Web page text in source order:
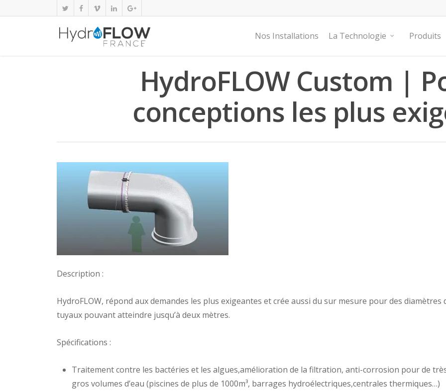
Nos Installations La Technologie Produits
HydroFLOW Custom |
conceptions les plus
Description :
HydroFLOW, répond aux demandes les plus exigeantes et crée aussi du sur mesure pour des diamètres
tuyaux pouvant atteindre jusqu’à deux mètres.
Spécifications :
Traitement contre les bactéries et les algues,amélioration de la filtration, anti-corrosion pour de
gros volumes d’eau (piscines de plus de 1000m³, barrages hydroélectriques,centrales thermiques…)